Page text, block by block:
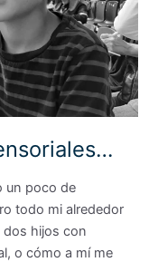
un poco de
todo mi alrededor
dos hijos con
o cómo a mí me